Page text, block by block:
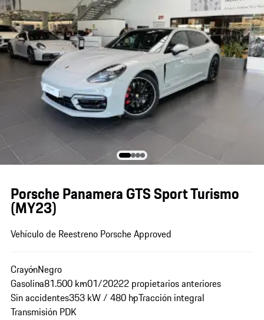
Porsche Panamera GTS Sport Turismo
(MY23)
Vehículo de Reestreno Porsche Approved
CrayónNegro
Gasolina81.500 km01/20222 propietarios anteriores
Sin accidentes353 kW / 480 hpTracción integral
Transmisión PDK